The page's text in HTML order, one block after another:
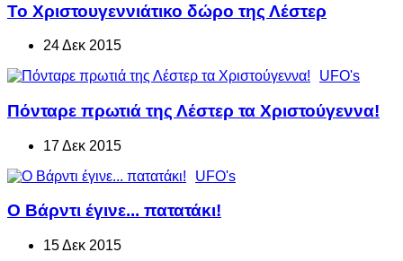
Το Χριστουγεννιάτικο δώρο της Λέστερ
24 Δεκ 2015
UFO's
Πόνταρε πρωτιά της Λέστερ τα Χριστούγεννα!
17 Δεκ 2015
UFO's
Ο Βάρντι έγινε... πατατάκι!
15 Δεκ 2015